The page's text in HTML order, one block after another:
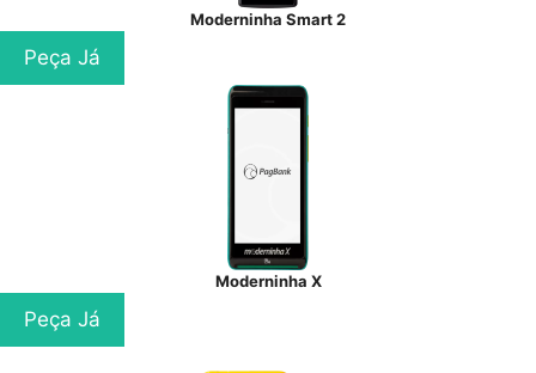
Moderninha Smart 2
Peça Já
Moderninha X
Peça Já